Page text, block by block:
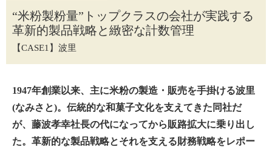
“米粉製粉量”トップクラスの会社が実践する
革新的製品戦略と緻密な計数管理
【CASE1】波里
1947年創業以来、主に米粉の製造・販売を手掛ける波里
(なみさと)。伝統的な和菓子文化を支えてきた同社だ
が、藤波孝幸社長の代になってから販路拡大に乗り出し
た。革新的な製品戦略とそれを支える財務戦略をレポー